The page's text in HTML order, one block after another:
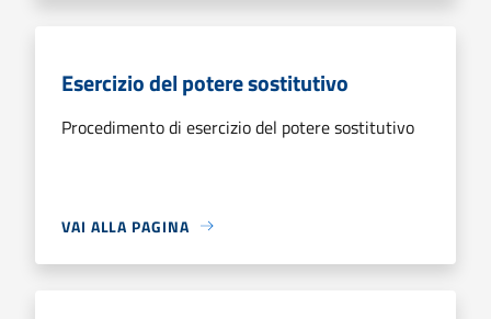
Esercizio del potere sostitutivo
Procedimento di esercizio del potere sostitutivo
VAI ALLA PAGINA